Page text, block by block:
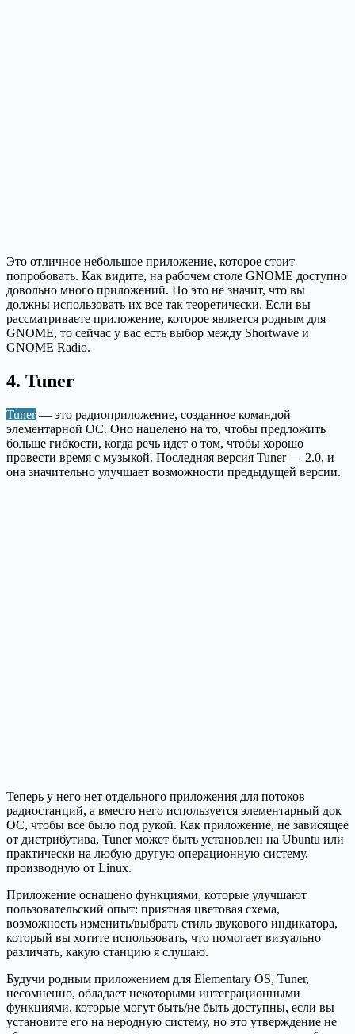
Это отличное небольшое приложение, которое стоит
попробовать. Как видите, на рабочем столе GNOME доступно
довольно много приложений. Но это не значит, что вы
должны использовать их все так теоретически. Если вы
рассматриваете приложение, которое является родным для
GNOME, то сейчас у вас есть выбор между Shortwave и
GNOME Radio.
4. Tuner
Tuner — это радиоприложение, созданное командой
элементарной ОС. Оно нацелено на то, чтобы предложить
больше гибкости, когда речь идет о том, чтобы хорошо
провести время с музыкой. Последняя версия Tuner — 2.0, и
она значительно улучшает возможности предыдущей версии.
Теперь у него нет отдельного приложения для потоков
радиостанций, а вместо него используется элементарный док
ОС, чтобы все было под рукой. Как приложение, не зависящее
от дистрибутива, Tuner может быть установлен на Ubuntu или
практически на любую другую операционную систему,
производную от Linux.
Приложение оснащено функциями, которые улучшают
пользовательский опыт: приятная цветовая схема,
возможность изменить/выбрать стиль звукового индикатора,
который вы хотите использовать, что помогает визуально
различать, какую станцию я слушаю.
Будучи родным приложением для Elementary OS, Tuner,
несомненно, обладает некоторыми интеграционными
функциями, которые могут быть/не быть доступны, если вы
установите его на неродную систему, но это утверждение не